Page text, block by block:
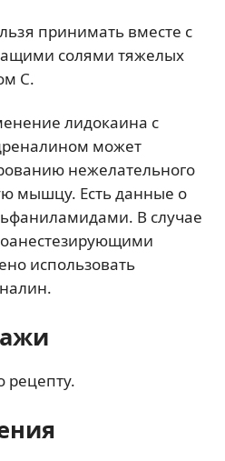
принимать вместе с
солями тяжелых
C.
лидокаина с
может
нежелательного
мышцу. Есть данные о
В случае
использовать
рецепту.